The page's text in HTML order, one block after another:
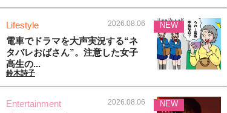
Lifestyle 2026.08.06
電車でドラマを大声実況する“ネ
タバレおばさん”。注意した女子
高生の...
鈴木詩子
NEW
Entertainment 2026.08.06 NEW